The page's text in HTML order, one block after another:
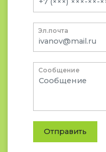
Эл.почта
Сообщение
Отправить